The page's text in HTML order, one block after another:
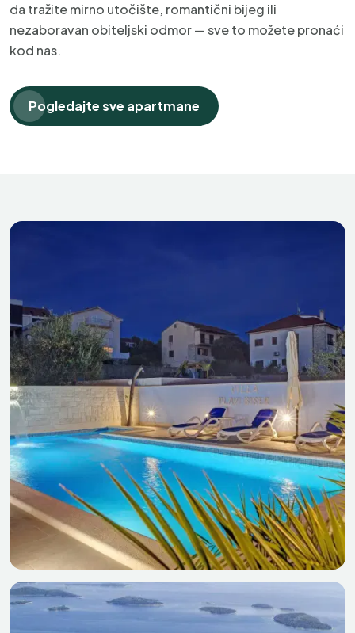
da tražite mirno utočište, romantični bijeg ili
nezaboravan obiteljski odmor — sve to možete pronaći
kod nas.
Pogledajte sve apartmane